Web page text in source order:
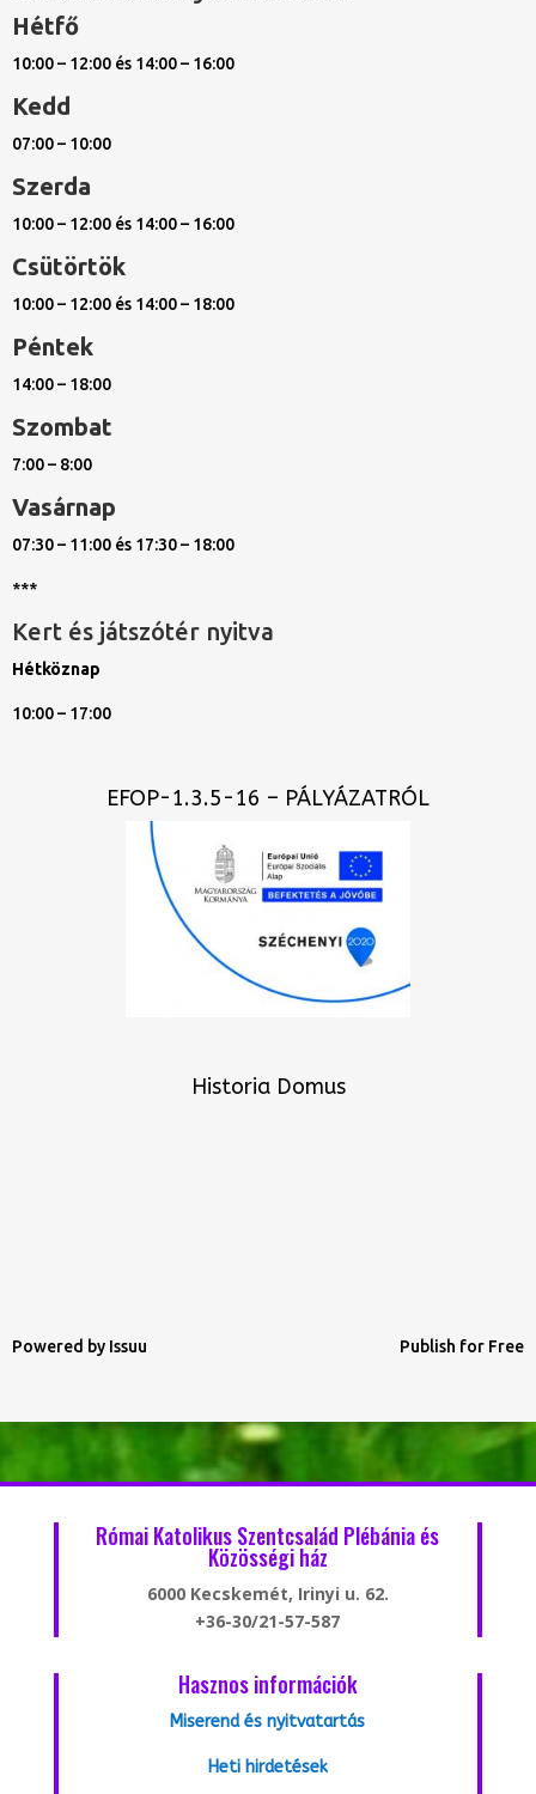
Hétfő
10:00 – 12:00 és 14:00 – 16:00
Kedd
07:00 – 10:00
Szerda
10:00 – 12:00 és 14:00 – 16:00
Csütörtök
10:00 – 12:00 és 14:00 – 18:00
Péntek
14:00 – 18:00
Szombat
7:00 – 8:00
Vasárnap
07:30 – 11:00 és 17:30 – 18:00
***
Kert és játszótér nyitva
Hétköznap
10:00 – 17:00
EFOP-1.3.5-16 – PÁLYÁZATRÓL
Historia Domus
Powered by Issuu Publish for Free
Római Katolikus Szentcsalád Plébánia és
Közösségi ház
6000 Kecskemét, Irinyi u. 62.
+36-30/21-57-587
Hasznos információk
Miserend és nyitvatartás
Heti hirdetések